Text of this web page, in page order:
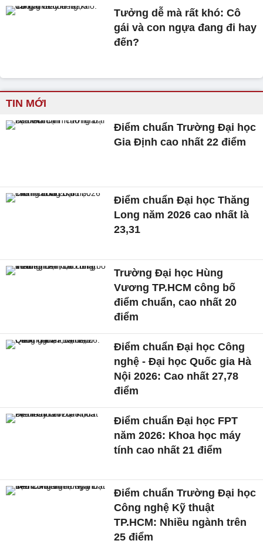
Tưởng dễ mà rất khó: Cô
gái và con ngựa đang đi hay
đến?
TIN MỚI
Điểm chuẩn Trường Đại học
Gia Định cao nhất 22 điểm
Điểm chuẩn Đại học Thăng
Long năm 2026 cao nhất là
23,31
Trường Đại học Hùng
Vương TP.HCM công bố
điểm chuẩn, cao nhất 20
điểm
Điểm chuẩn Đại học Công
nghệ - Đại học Quốc gia Hà
Nội 2026: Cao nhất 27,78
điểm
Điểm chuẩn Đại học FPT
năm 2026: Khoa học máy
tính cao nhất 21 điểm
Điểm chuẩn Trường Đại học
Công nghệ Kỹ thuật
TP.HCM: Nhiều ngành trên
25 điểm